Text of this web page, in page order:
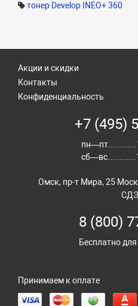
тонер Develop INEO+ 360
Акции и скидки
Контакты
Конфиденциальность
+7 (495)
Омск, пр-т Мира, 25
8 (800)
Бесплатно
Принимаем к оплате